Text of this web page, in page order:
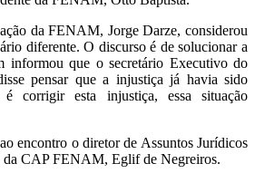
da FENAM, Jorge Darze, considerou
diferente. O discurso é de solucionar a
informou que o secretário Executivo do
pensar que a injustiça já havia sido
corrigir esta injustiça, essa situação
encontro o diretor de Assuntos Jurídicos
CAP FENAM, Eglif de Negreiros.